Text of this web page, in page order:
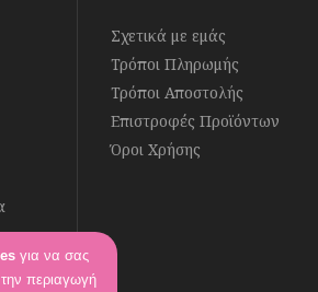
Σχετικά με εμάς
Τρόποι Πληρωμής
Τρόποι Αποστολής
Επιστροφές Προϊόντων
Όροι Χρήσης
για να σας
την περιαγωγή